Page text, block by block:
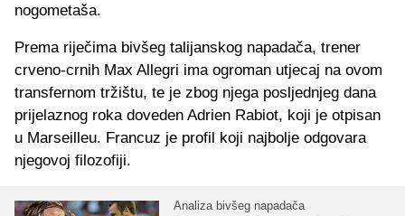
nogometaša.
Prema riječima bivšeg talijanskog napadača, trener
crveno-crnih Max Allegri ima ogroman utjecaj na ovom
transfernom tržištu, te je zbog njega posljednjeg dana
prijelaznog roka doveden Adrien Rabiot, koji je otpisan
u Marseilleu. Francuz je profil koji najbolje odgovara
njegovoj filozofiji.
Analiza bivšeg napadača